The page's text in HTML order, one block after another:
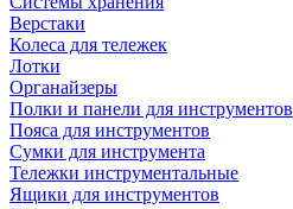
Верстаки
Колеса для тележек
Лотки
Органайзеры
Полки и панели для инструментов
Пояса для инструментов
Сумки для инструмента
Тележки инструментальные
Ящики для инструментов